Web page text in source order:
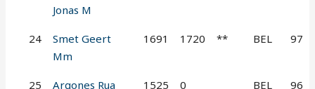
Jonas M
24
Smet Geert
Mm
1691 1720 ** BEL 97
25
Argones Rua
1525 0 BEL 96